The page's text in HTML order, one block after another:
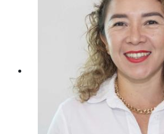
BR. LEOCADIA POOT PECH